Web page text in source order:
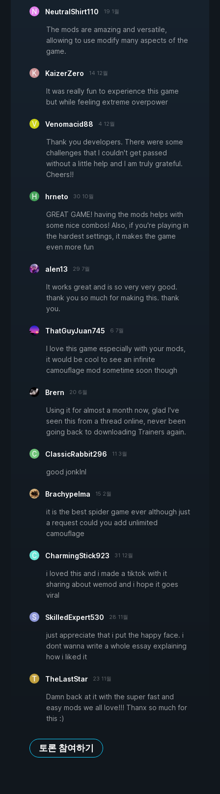
NeutralShirt110 19 1월
The mods are amazing and versatile,
allowing to use modify many aspects of the
game.
KaizerZero 14 12월
It was really fun to experience this game
but while feeling extreme overpower
Venomacid88 4 12월
Thank you developers. There were some
challenges that I couldn't get passed
without a little help and I am truly grateful.
Cheers!!
hrneto 30 10월
GREAT GAME! having the mods helps with
some nice combos! Also, if you're playing in
the hardest settings, it makes the game
even more fun
alen13 29 7월
It works great and is so very very good.
thank you so much for making this. thank
you.
ThatGuyJuan745 6 7월
I love this game especially with your mods,
it would be cool to see an infinite
camouflage mod sometime soon though
Brern 20 6월
Using it for almost a month now, glad I've
seen this from a thread online, never been
going back to downloading Trainers again.
ClassicRabbit296 11 3월
good jonklnl
Brachypelma 15 2월
it is the best spider game ever although just
a request could you add unlimited
camouflage
CharmingStick923 31 12월
i loved this and i made a tiktok with it
sharing about wemod and i hope it goes
viral
SkilledExpert530 28 11월
just appreciate that i put the happy face. i
dont wanna write a whole essay explaining
how i liked it
TheLastStar 23 11월
Damn back at it with the super fast and
easy mods we all love!!! Thanx so much for
this :)
토론 참여하기